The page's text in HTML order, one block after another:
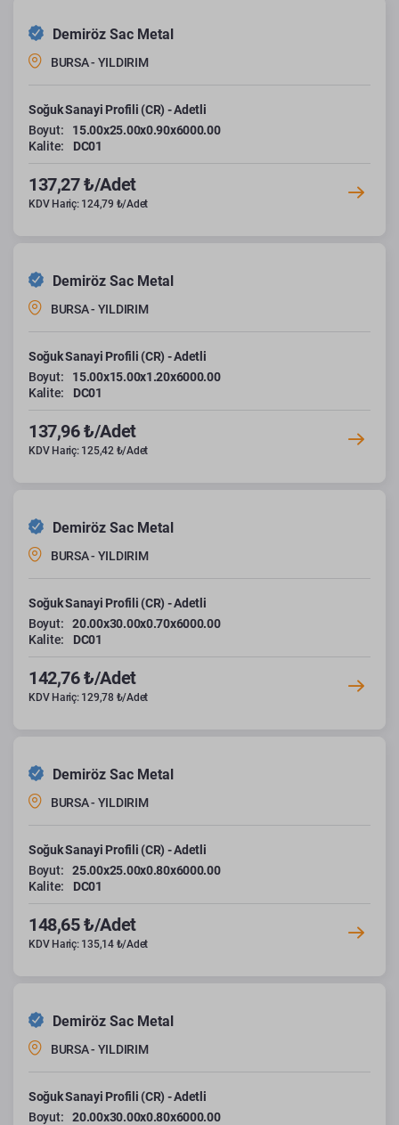
Demiröz Sac Metal
BURSA - YILDIRIM
Soğuk Sanayi Profili (CR) - Adetli
Boyut:
15.00x25.00x0.90x6000.00
Kalite:
DC01
137,27 ₺/Adet
KDV Hariç: 124,79 ₺/Adet
Demiröz Sac Metal
BURSA - YILDIRIM
Soğuk Sanayi Profili (CR) - Adetli
Boyut:
15.00x15.00x1.20x6000.00
Kalite:
DC01
137,96 ₺/Adet
KDV Hariç: 125,42 ₺/Adet
Demiröz Sac Metal
BURSA - YILDIRIM
Soğuk Sanayi Profili (CR) - Adetli
Boyut:
20.00x30.00x0.70x6000.00
Kalite:
DC01
142,76 ₺/Adet
KDV Hariç: 129,78 ₺/Adet
Demiröz Sac Metal
BURSA - YILDIRIM
Soğuk Sanayi Profili (CR) - Adetli
Boyut:
25.00x25.00x0.80x6000.00
Kalite:
DC01
148,65 ₺/Adet
KDV Hariç: 135,14 ₺/Adet
Demiröz Sac Metal
BURSA - YILDIRIM
Soğuk Sanayi Profili (CR) - Adetli
Boyut:
20.00x30.00x0.80x6000.00